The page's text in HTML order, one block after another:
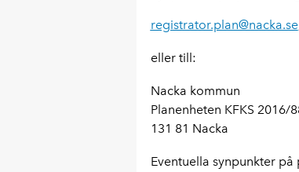
registrator.plan@nacka.se
eller till:
Nacka kommun
Planenheten KFKS 2016/
131 81 Nacka
Eventuella synpunkter